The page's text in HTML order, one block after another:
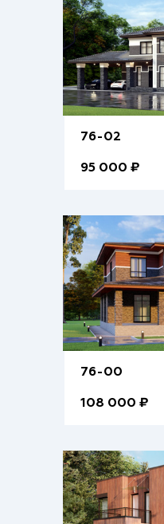
76-02
95 000 ₽
76-00
108 000 ₽